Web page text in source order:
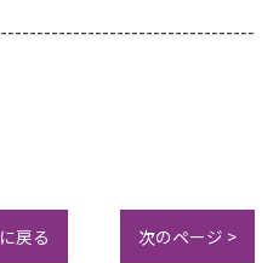
戻る 次のページ >